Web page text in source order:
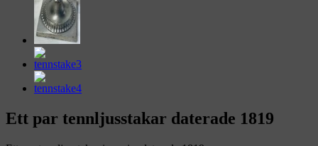
Ett par tennljusstakar daterade 1819